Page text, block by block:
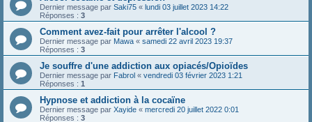
Dernier message par Saki75 « lundi 03 juillet 2023 14:22
Réponses : 3
Comment avez-fait pour arrêter l'alcool ?
Dernier message par Mawa « samedi 22 avril 2023 19:37
Réponses : 3
Je souffre d'une addiction aux opiacés/Opioïdes
Dernier message par Fabrol « vendredi 03 février 2023 1:21
Réponses : 1
Hypnose et addiction à la cocaïne
Dernier message par Xayide « mercredi 20 juillet 2022 0:01
Réponses : 3